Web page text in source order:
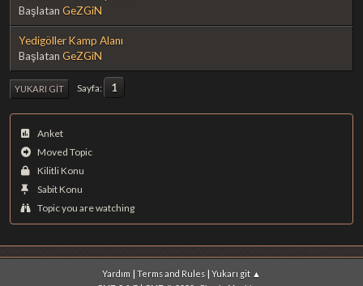
Başlatan GeZGiN
Yedigöller Kamp Alanı
Başlatan GeZGiN
YUKARI GIT Sayfa 1
Anket
Moved Topic
Kilitli Konu
Sabit Konu
Topic you are watching
Yardım | Terms and Rules | Yukarı git ▲